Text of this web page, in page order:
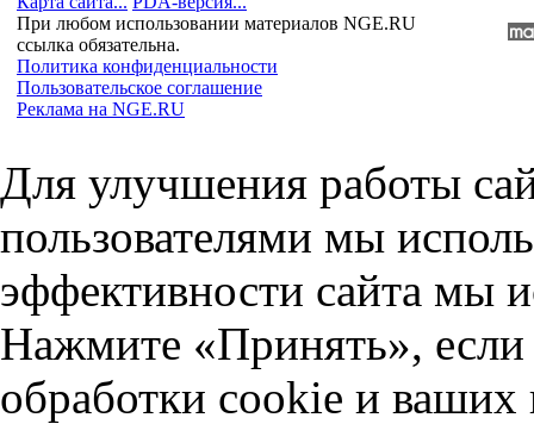
При любом использовании материалов NGE.RU
ссылка обязательна.
Политика конфиденциальности
Пользовательское соглашение
Реклама на NGE.RU
Для улучшения работы
пользователями мы
эффективности сайта мы
Нажмите «Принять», если
обработки cookie и